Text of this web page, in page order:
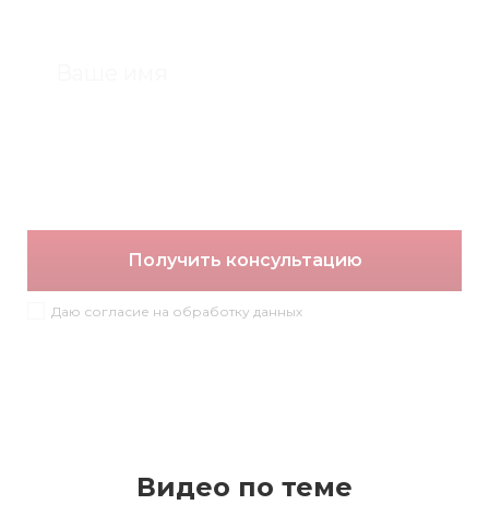
Получить консультацию
Даю согласие на обработку данных
Видео по теме